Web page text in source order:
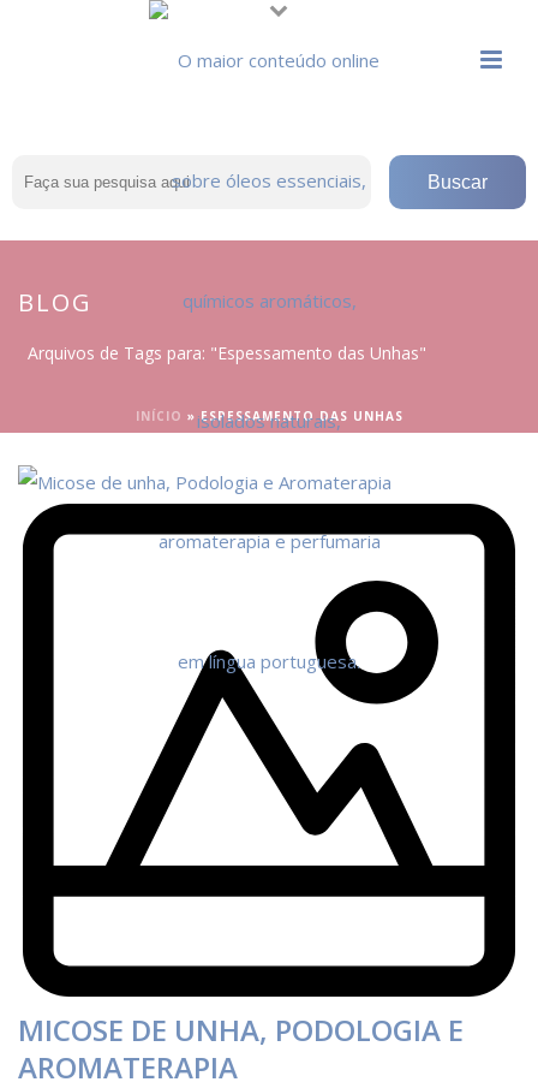
BLOG
Arquivos de Tags para: "Espessamento das Unhas"
INÍCIO »ESPESSAMENTO DAS UNHAS
MICOSE DE UNHA, PODOLOGIA E
AROMATERAPIA